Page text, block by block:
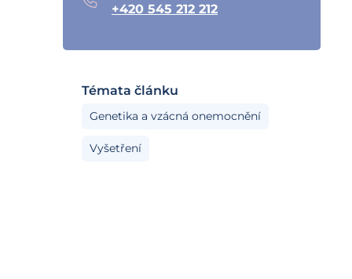
+420 545 212 212
Témata článku
Genetika a vzácná onemocnění
Vyšetření